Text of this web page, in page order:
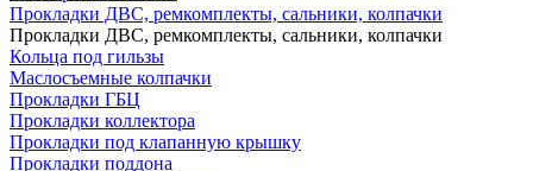
Прокладки ДВС, ремкомплекты, сальники, колпачки
Прокладки ДВС, ремкомплекты, сальники, колпачки
Кольца под гильзы
Маслосъемные колпачки
Прокладки ГБЦ
Прокладки коллектора
Прокладки под клапанную крышку
Прокладки поддона